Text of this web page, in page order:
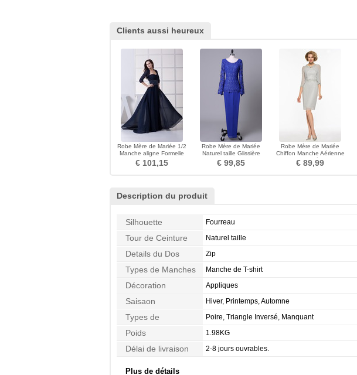
Clients aussi heureux
Robe Mère de Mariée 1/2
Manche aligne Formelle
Perle Manquant
€ 101,15
Robe Mère de Mariée
Naturel taille Glissière
Vintage Longueur Cheville
€ 99,85
Robe Mère de Mariée
Chiffon Manche Aérienne
Norme Glissière Chic
€ 89,99
Description du produit
Silhouette Fourreau
Tour de Ceinture Naturel taille
Details du Dos Zip
Types de Manches Manche de T-shirt
Décoration Appliques
Saisaon Hiver, Printemps, Automne
Types de
Morphologie
Poire, Triangle Inversé, Manquant
Poids 1.98KG
Délai de livraison 2-8 jours ouvrables.
Plus de détails